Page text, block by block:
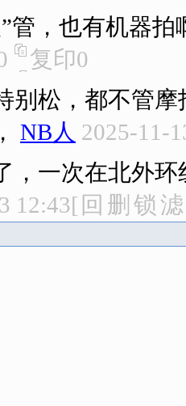
管，也有机器拍
复印0
别松，都不管
NB人 2025-11-
，一次在北外
12:43[ 回 删 锁 滤